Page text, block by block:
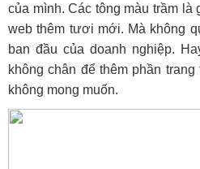
của mình. Các tông màu trầm
web thêm tươi mới. Mà không
ban đầu của doanh nghiệp.
không chân để thêm phần trang
không mong muốn.